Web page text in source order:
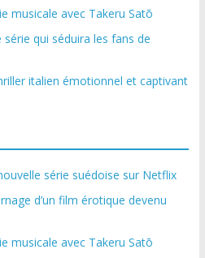
musicale avec Takeru Satō
qui séduira les fans de
italien émotionnel et captivant
série suédoise sur Netflix
d’un film érotique devenu
musicale avec Takeru Satō